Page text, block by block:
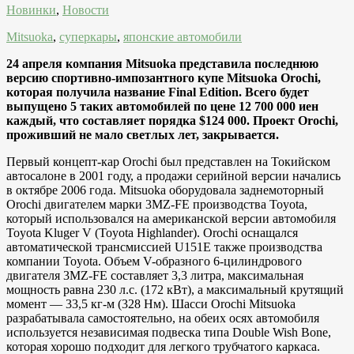
Новинки, Новости
Mitsuoka, суперкары, японские автомобили
24 апреля компания Mitsuoka представила последнюю
версию спортивно-импозантного купе Mitsuoka Orochi,
которая получила название Final Edition. Всего будет
выпущено 5 таких автомобилей по цене 12 700 000 иен
каждый, что составляет порядка $124 000. Проект Orochi,
проживший не мало светлых лет, закрывается.
Первый концепт-кар Orochi был представлен на Токийском
автосалоне в 2001 году, а продажи серийной версии начались
в октябре 2006 года. Mitsuoka оборудовала заднемоторный
Orochi двигателем марки 3MZ-FE производства Toyota,
который использовался на американской версии автомобиля
Toyota Kluger V (Toyota Highlander). Orochi оснащался
автоматической трансмиссией U151E также производства
компании Toyota. Объем V-образного 6-цилиндрового
двигателя 3MZ-FE составляет 3,3 литра, максимальная
мощность равна 230 л.с. (172 кВт), а максимальный крутящий
момент — 33,5 кг-м (328 Нм). Шасси Orochi Mitsuoka
разрабатывала самостоятельно, на обеих осях автомобиля
используется независимая подвеска типа Double Wish Bone,
которая хорошо подходит для легкого трубчатого каркаса.